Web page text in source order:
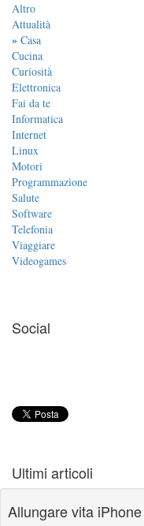
Altro
Attualità
» Casa
Cucina
Curiosità
Elettronica
Fai da te
Informatica
Internet
Linux
Motori
Programmazione
Salute
Software
Telefonia
Viaggiare
Videogames
Social
Ultimi articoli
Allungare vita iPhone